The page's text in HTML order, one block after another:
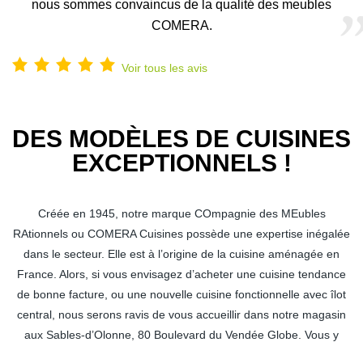
nous sommes convaincus de la qualité des meubles
COMERA.
Voir tous les avis
DES MODÈLES DE CUISINES
EXCEPTIONNELS !
Créée en 1945, notre marque COmpagnie des MEubles
RAtionnels ou COMERA Cuisines possède une expertise inégalée
dans le secteur. Elle est à l’origine de la cuisine aménagée en
France. Alors, si vous envisagez d’acheter une cuisine tendance
de bonne facture, ou une nouvelle cuisine fonctionnelle avec îlot
central, nous serons ravis de vous accueillir dans notre magasin
aux Sables-d’Olonne, 80 Boulevard du Vendée Globe. Vous y